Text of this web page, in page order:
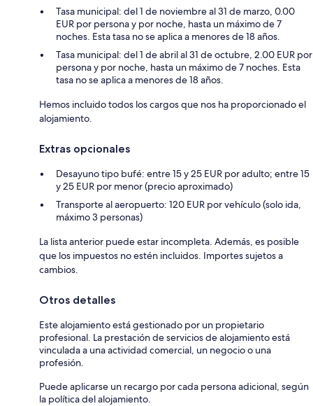
Tasa municipal: del 1 de noviembre al 31 de marzo, 0.00
EUR por persona y por noche, hasta un máximo de 7
noches. Esta tasa no se aplica a menores de 18 años.
Tasa municipal: del 1 de abril al 31 de octubre, 2.00 EUR por
persona y por noche, hasta un máximo de 7 noches. Esta
tasa no se aplica a menores de 18 años.
Hemos incluido todos los cargos que nos ha proporcionado el
alojamiento.
Extras opcionales
Desayuno tipo bufé: entre 15 y 25 EUR por adulto; entre 15
y 25 EUR por menor (precio aproximado)
Transporte al aeropuerto: 120 EUR por vehículo (solo ida,
máximo 3 personas)
La lista anterior puede estar incompleta. Además, es posible
que los impuestos no estén incluidos. Importes sujetos a
cambios.
Otros detalles
Este alojamiento está gestionado por un propietario
profesional. La prestación de servicios de alojamiento está
vinculada a una actividad comercial, un negocio o una
profesión.
Puede aplicarse un recargo por cada persona adicional, según
la política del alojamiento.